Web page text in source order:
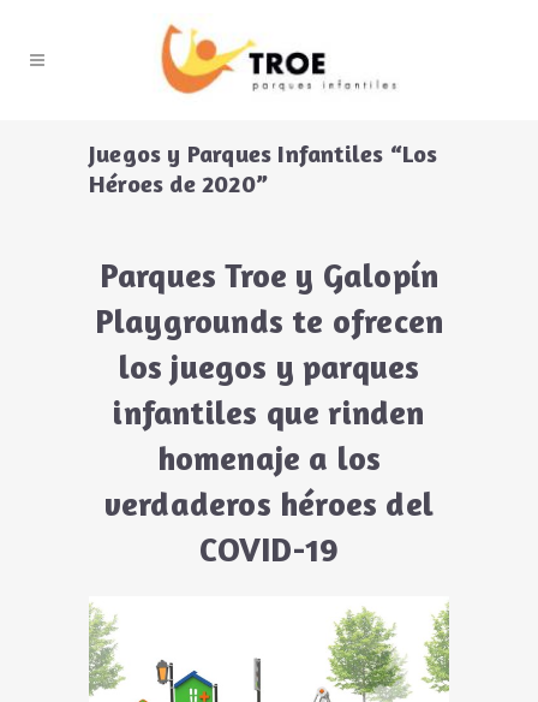
Juegos y Parques Infantiles “Los
Héroes de 2020”
Parques Troe y Galopín
Playgrounds te ofrecen
los juegos y parques
infantiles que rinden
homenaje a los
verdaderos héroes del
COVID-19